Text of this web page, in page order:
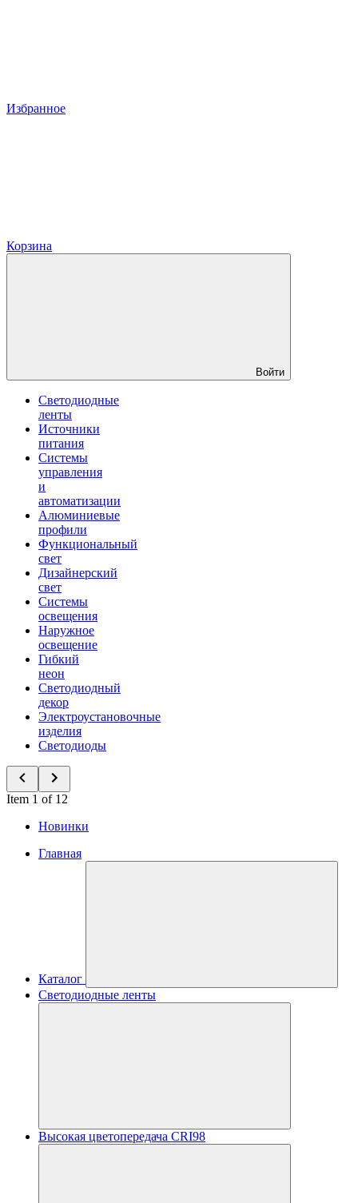
Избранное
Корзина
Войти
Светодиодные
ленты
Источники
питания
Системы
управления
и
автоматизации
Алюминиевые
профили
Функциональный
свет
Дизайнерский
свет
Системы
освещения
Наружное
освещение
Гибкий
неон
Светодиодный
декор
Электроустановочные
изделия
Светодиоды
Item 1 of 12
Новинки
Главная
Каталог
Светодиодные ленты
Высокая цветопередача CRI98